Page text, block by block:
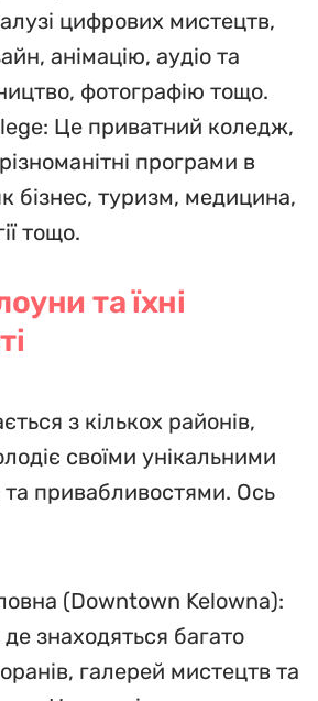
цифрових мистецтв,
анімацію, аудіо та
фотографію тощо.
Це приватний коледж,
програми в
бізнес, туризм, медицина,
тощо.
та їхні
з кількох районів,
своїми унікальними
привабливостями. Ось
(Downtown Kelowna):
знаходяться багато
галерей мистецтв та